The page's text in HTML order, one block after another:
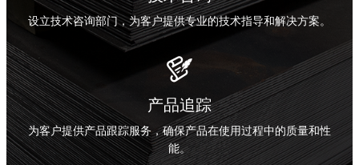
设立技术咨询部门，为客户提供专业的技术指导和解决方案。

产品追踪
为客户提供产品跟踪服务，确保产品在使用过程中的质量和性
能。